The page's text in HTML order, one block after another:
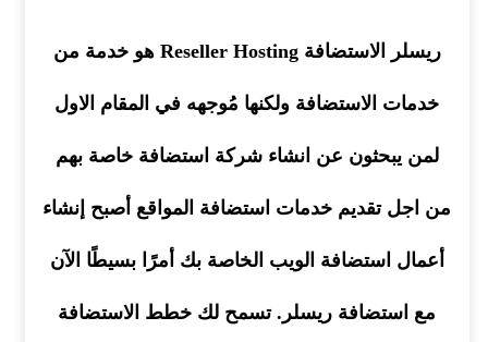
ريسلر الاستضافة Reseller Hosting هو خدمة من
خدمات الاستضافة ولكنها مُوجهه في المقام الاول
لمن يبحثون عن انشاء شركة استضافة خاصة بهم
من اجل تقديم خدمات استضافة المواقع أصبح إنشاء
أعمال استضافة الويب الخاصة بك أمرًا بسيطًا الآن
مع استضافة ريسلر. تسمح لك خطط الاستضافة